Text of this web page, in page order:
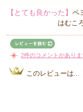
【とても良かった】 ペ
はむこ
2件のコメントがありま
このレビューは...